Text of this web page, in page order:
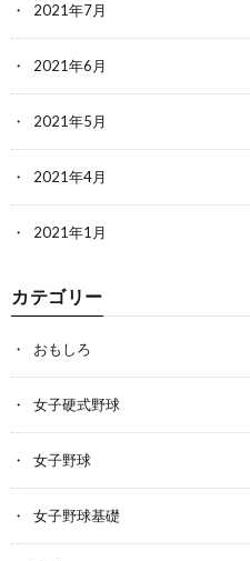
2021年7月
2021年6月
2021年5月
2021年4月
2021年1月
カテゴリー
おもしろ
女子硬式野球
女子野球
女子野球基礎